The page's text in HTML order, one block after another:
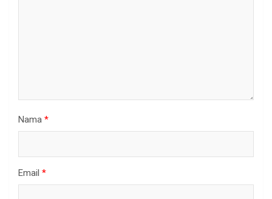
Nama *
Email *